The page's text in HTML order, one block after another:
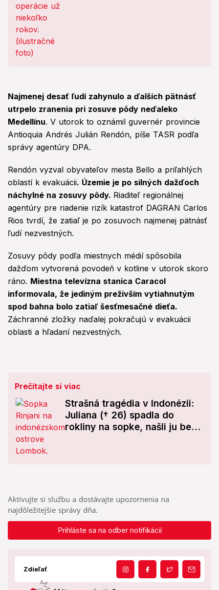
Najmenej desať ľudí zahynulo a ďalších pätnásť
utrpelo zranenia pri zosuve pôdy neďaleko
Medellínu. V utorok to oznámil guvernér provincie
Antioquia Andrés Julián Rendón, píše TASR podľa
správy agentúry DPA.
Rendón vyzval obyvateľov mesta Bello a priľahlých
oblastí k evakuácii. Územie je po silných dažďoch
náchylné na zosuvy pôdy. Riaditeľ regionálnej
agentúry pre riadenie rizík katastrof DAGRAN Carlos
Rios tvrdí, že zatiaľ je po zosuvoch najmenej pätnásť
ľudí nezvestných.
Zosuvy pôdy podľa miestnych médií spôsobila
dažďom vytvorená povodeň v kotline v utorok skoro
ráno. Miestna televízna stanica Caracol
informovala, že jediným preživším vytiahnutým
spod bahna bolo zatiaľ šesťmesačné dieťa.
Záchranné zložky naďalej pokračujú v evakuácii
oblasti a hľadaní nezvestných.
Prečítajte si viac
Strašná tragédia v Indonézii:
Juliana († 26) spadla do
rokliny na sopke, našli ju bez
Aktivujte si službu a dostávajte upozornenia na
najdôležitejšie správy dňa.
Prihláste sa na odber notifikácií
Zdieľať